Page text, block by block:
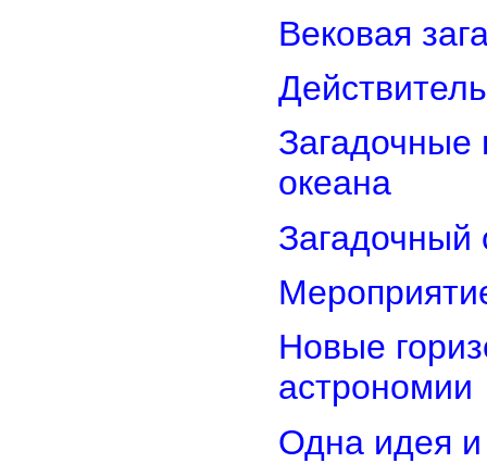
Вековая
Загадочные
океана
Загадочный
Новые
астрономии
Одна идея и